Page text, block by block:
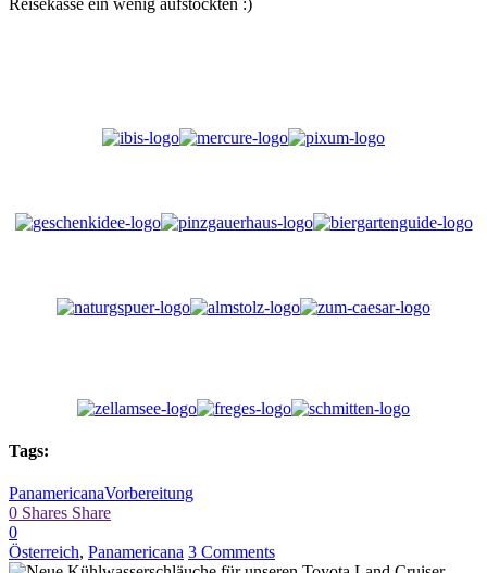
Tags:
PanamericanaVorbereitung
0 Shares Share
0
Österreich, Panamericana 3 Comments